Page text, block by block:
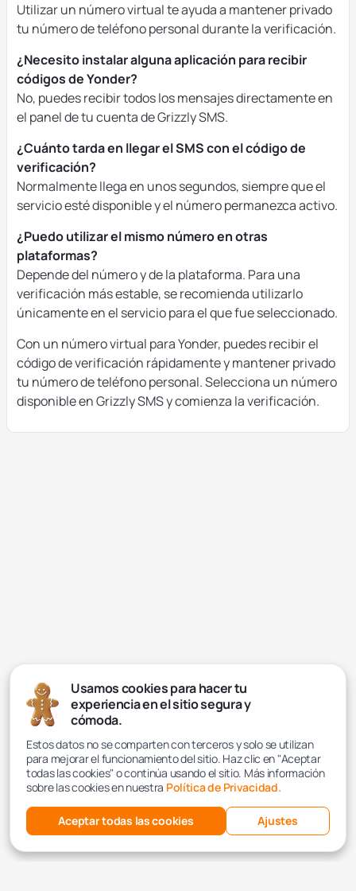
Utilizar un número virtual te ayuda a mantener privado
tu número de teléfono personal durante la verificación.
¿Necesito instalar alguna aplicación para recibir
códigos de Yonder?
No, puedes recibir todos los mensajes directamente en
el panel de tu cuenta de Grizzly SMS.
¿Cuánto tarda en llegar el SMS con el código de
verificación?
Normalmente llega en unos segundos, siempre que el
servicio esté disponible y el número permanezca activo.
¿Puedo utilizar el mismo número en otras
plataformas?
Depende del número y de la plataforma. Para una
verificación más estable, se recomienda utilizarlo
únicamente en el servicio para el que fue seleccionado.
Con un número virtual para Yonder, puedes recibir el
código de verificación rápidamente y mantener privado
tu número de teléfono personal. Selecciona un número
disponible en Grizzly SMS y comienza la verificación.
Usamos cookies para hacer tu
experiencia en el sitio segura y
cómoda.
Estos datos no se comparten con terceros y solo se utilizan
para mejorar el funcionamiento del sitio. Haz clic en "Aceptar
todas las cookies" o continúa usando el sitio. Más información
sobre las cookies en nuestra Política de Privacidad.
Aceptar todas las cookies Ajustes